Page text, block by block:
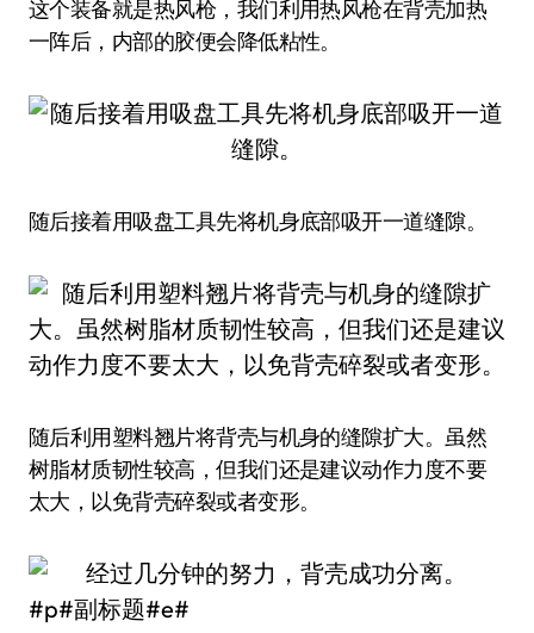
这个装备就是热风枪，我们利用热风枪在背壳加热
一阵后，内部的胶便会降低粘性。
随后接着用吸盘工具先将机身底部吸开一道缝隙。
随后利用塑料翘片将背壳与机身的缝隙扩大。虽然
树脂材质韧性较高，但我们还是建议动作力度不要
太大，以免背壳碎裂或者变形。
#p#副标题#e#